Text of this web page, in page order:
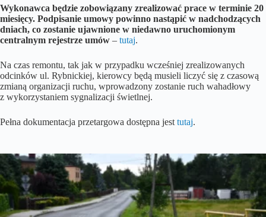
Wykonawca będzie zobowiązany zrealizować prace w terminie 20
miesięcy. Podpisanie umowy powinno nastąpić w nadchodzących
dniach, co zostanie ujawnione w niedawno uruchomionym
centralnym rejestrze umów – tutaj.
Na czas remontu, tak jak w przypadku wcześniej zrealizowanych
odcinków ul. Rybnickiej, kierowcy będą musieli liczyć się z czasową
zmianą organizacji ruchu, wprowadzony zostanie ruch wahadłowy
z wykorzystaniem sygnalizacji świetlnej.
Pełna dokumentacja przetargowa dostępna jesttutaj.